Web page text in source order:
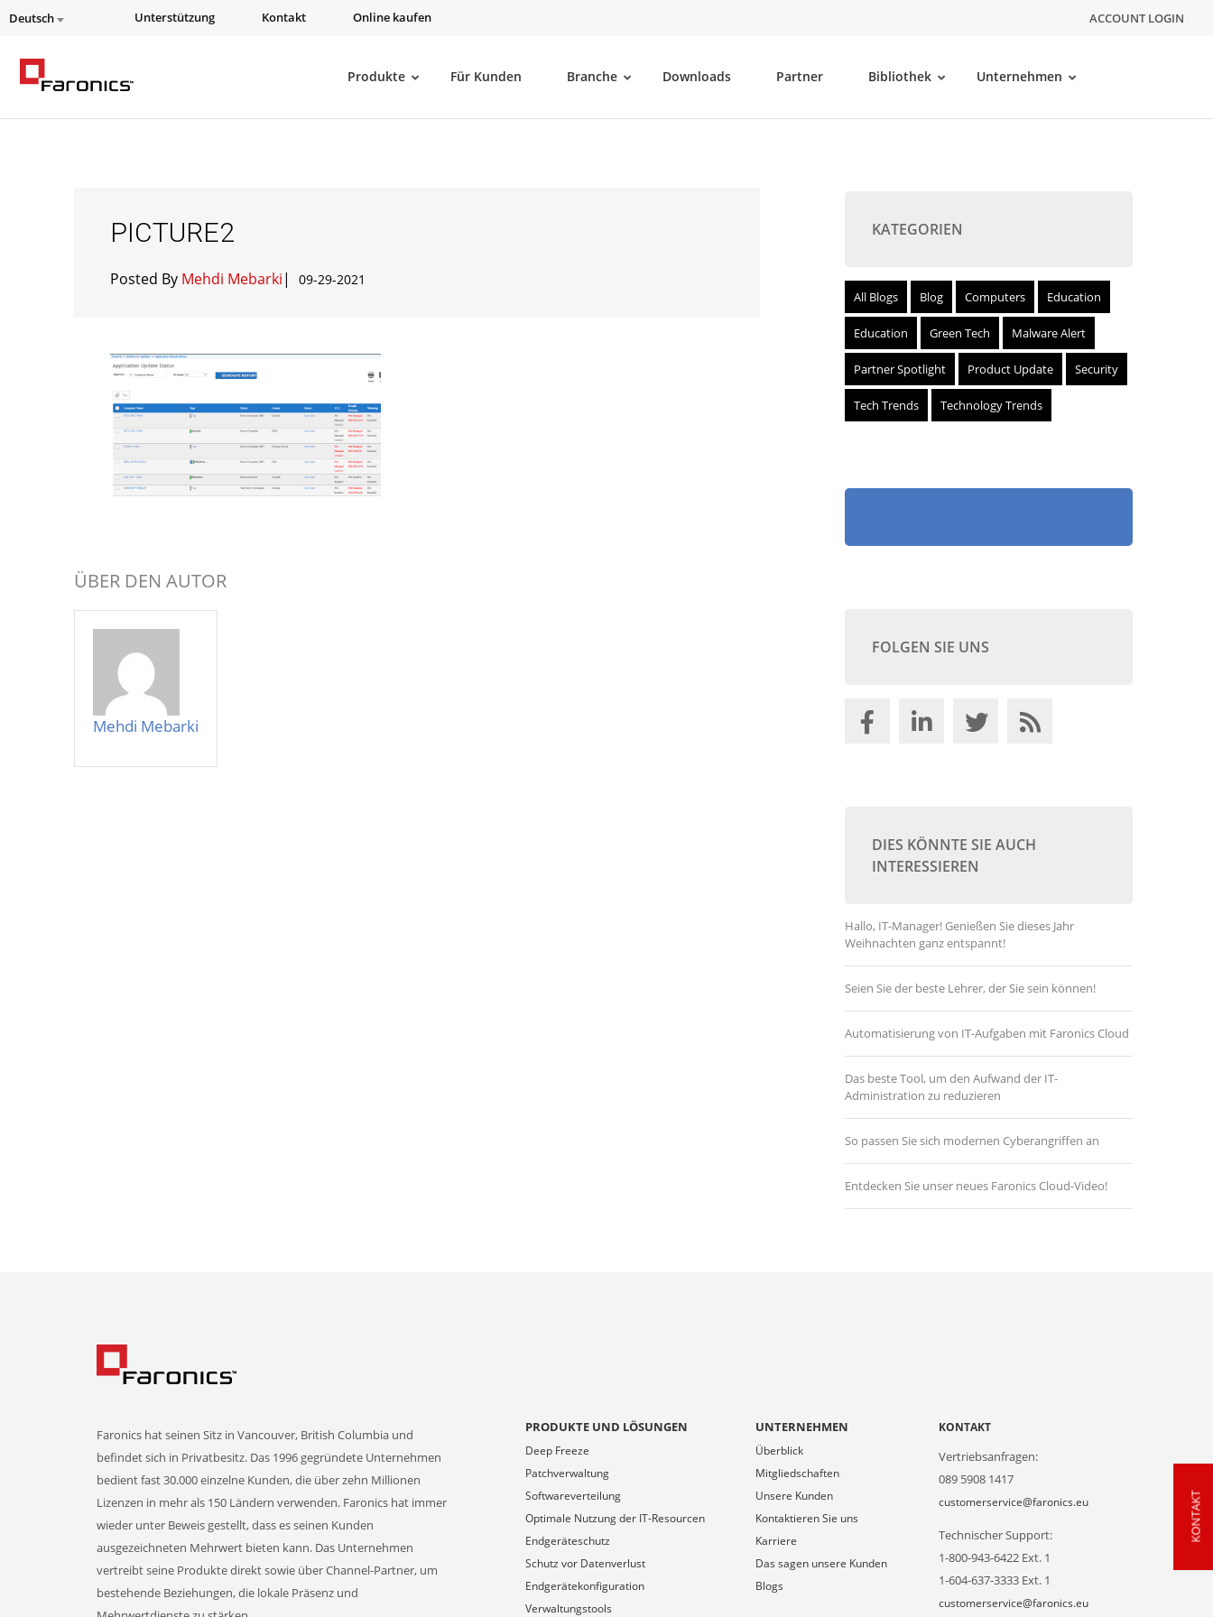
Deutsch Unterstützung Kontakt Online kaufen ACCOUNT LOGIN
Produkte Für Kunden Branche Downloads Partner Bibliothek Unternehmen
PICTURE2
Posted By Mehdi Mebarki| 09-29-2021
ÜBER DEN AUTOR
Mehdi Mebarki
KATEGORIEN
All Blogs Blog Computers Education
Education Green Tech Malware Alert
Partner Spotlight Product Update Security
Tech Trends Technology Trends
FOLGEN SIE UNS
DIES KÖNNTE SIE AUCH
INTERESSIEREN
Hallo, IT-Manager! Genießen Sie dieses Jahr
Weihnachten ganz entspannt!
Seien Sie der beste Lehrer, der Sie sein können!
Automatisierung von IT-Aufgaben mit Faronics Cloud
Das beste Tool, um den Aufwand der IT-
Administration zu reduzieren
So passen Sie sich modernen Cyberangriffen an
Entdecken Sie unser neues Faronics Cloud-Video!
Faronics hat seinen Sitz in Vancouver, British Columbia und
befindet sich in Privatbesitz. Das 1996 gegründete Unternehmen
bedient fast 30.000 einzelne Kunden, die über zehn Millionen
Lizenzen in mehr als 150 Ländern verwenden. Faronics hat immer
wieder unter Beweis gestellt, dass es seinen Kunden
ausgezeichneten Mehrwert bieten kann. Das Unternehmen
vertreibt seine Produkte direkt sowie über Channel-Partner, um
bestehende Beziehungen, die lokale Präsenz und
PRODUKTE UND LÖSUNGEN
Deep Freeze
Patchverwaltung
Softwareverteilung
Optimale Nutzung der IT-Resourcen
Endgeräteschutz
Schutz vor Datenverlust
Endgerätekonfiguration
Verwaltungstools
UNTERNEHMEN
Überblick
Mitgliedschaften
Unsere Kunden
Kontaktieren Sie uns
Karriere
Das sagen unsere Kunden
Blogs
KONTAKT
Vertriebsanfragen:
089 5908 1417
customerservice@faronics.eu
Technischer Support:
1-800-943-6422 Ext. 1
1-604-637-3333 Ext. 1
customerservice@faronics.eu
KONTAKT